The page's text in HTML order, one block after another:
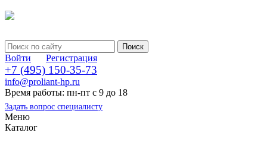
Войти Регистрация
+7 (495) 150-35-73
info@proliant-hp.ru
Время работы: пн-пт с 9 до 18
Задать вопрос специалисту
Меню
Каталог